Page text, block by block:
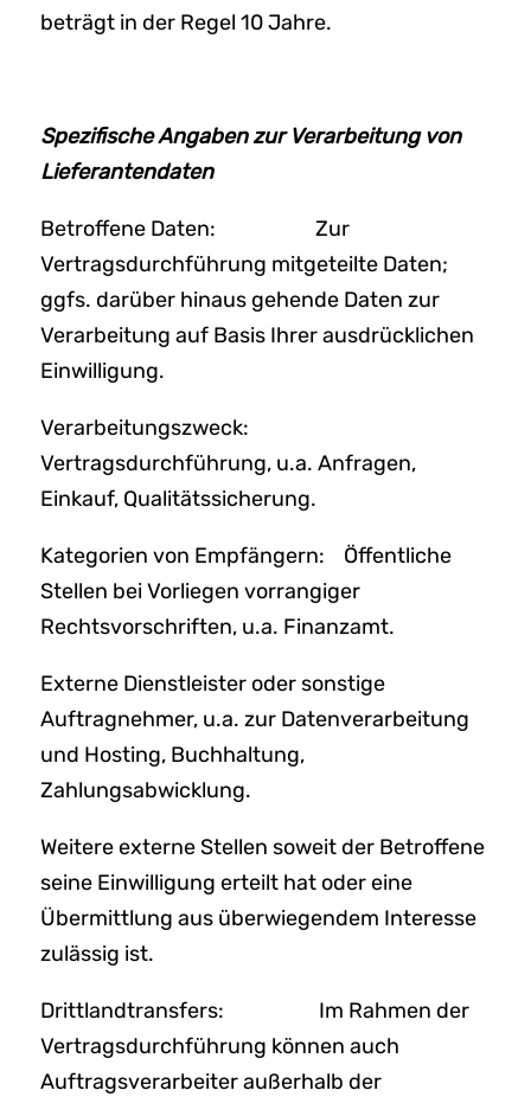
beträgt in der Regel 10 Jahre.
Spezifische Angaben zur Verarbeitung von
Lieferantendaten
Betroffene Daten: Zur
Vertragsdurchführung mitgeteilte Daten;
ggfs. darüber hinaus gehende Daten zur
Verarbeitung auf Basis Ihrer ausdrücklichen
Einwilligung.
Verarbeitungszweck:
Vertragsdurchführung, u.a. Anfragen,
Einkauf, Qualitätssicherung.
Kategorien von Empfängern: Öffentliche
Stellen bei Vorliegen vorrangiger
Rechtsvorschriften, u.a. Finanzamt.
Externe Dienstleister oder sonstige
Auftragnehmer, u.a. zur Datenverarbeitung
und Hosting, Buchhaltung,
Zahlungsabwicklung.
Weitere externe Stellen soweit der Betroffene
seine Einwilligung erteilt hat oder eine
Übermittlung aus überwiegendem Interesse
zulässig ist.
Drittlandtransfers: Im Rahmen der
Vertragsdurchführung können auch
Auftragsverarbeiter außerhalb der